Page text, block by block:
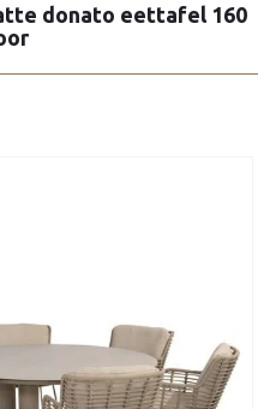
donato eettafel 160